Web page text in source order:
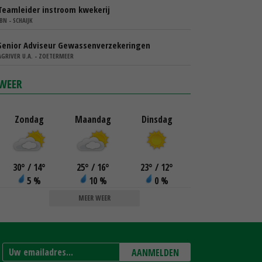
instroom kwekerij
- SCHAIJK
Adviseur Gewassenverzekeringen
U.A. - ZOETERMEER
Zondag
30° / 14°
5 %
Maandag
25° / 16°
10 %
Dinsdag
23° / 12°
0 %
MEER WEER
AANMELDEN